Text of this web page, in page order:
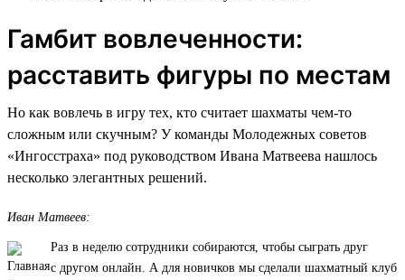
Гамбит вовлеченности:
расставить фигуры по местам
Но как вовлечь в игру тех, кто считает шахматы чем-то
сложным или скучным? У команды Молодежных советов
«Ингосстраха» под руководством Ивана Матвеева нашлось
несколько элегантных решений.
Иван Матвеев:
Раз в неделю сотрудники собираются, чтобы сыграть друг
с другом онлайн. А для новичков мы сделали шахматный клуб